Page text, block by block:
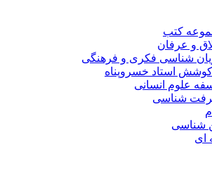
کتب
و عرفان
شناسی فکری و فرهنگی
کوشش استاد خسروپناه
علوم انسانی
شناسی
شناسی
ای